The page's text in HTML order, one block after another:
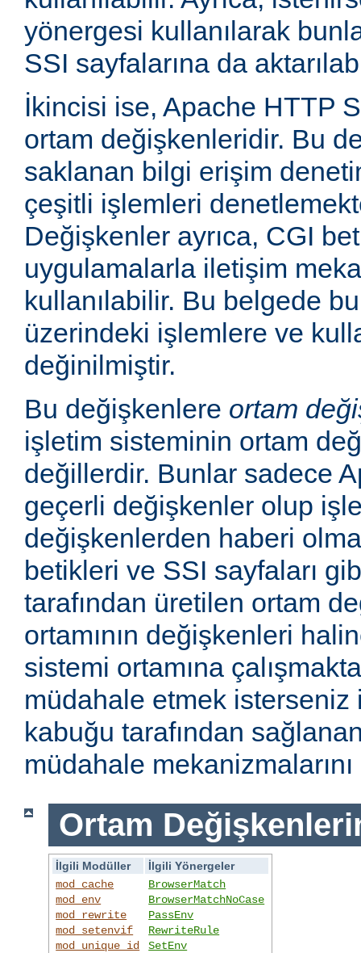
yönergesi kullanılarak
SSI sayfalarına da
İkincisi ise, Apache HTTP
ortam değişkenleridir. Bu
saklanan bilgi erişim
çeşitli işlemleri
Değişkenler ayrıca, CGI
uygulamalarla iletişim
kullanılabilir. Bu belgede
üzerindeki işlemlere ve
değinilmiştir.
Bu değişkenlere ortam
işletim sisteminin ortam
değillerdir. Bunlar sadece
geçerli değişkenler olup
değişkenlerden haberi
betikleri ve SSI sayfaları
tarafından üretilen ortam
ortamının değişkenleri
sistemi ortamına
müdahale etmek
kabuğu tarafından
müdahale mekanizmalarını
Ortam
İlgili Modüller
İlgili Yönergeler
mod_cache
mod_env
mod_rewrite
mod_setenvif
mod_unique_id
BrowserMatch
BrowserMatchNoCase
PassEnv
RewriteRule
SetEnv